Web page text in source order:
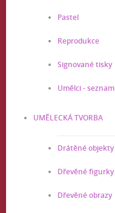
Pastel
Reprodukce
Signované tisky
Umělci - seznam
UMĚLECKÁ TVORBA
Drátěné objekty
Dřevěné figurky
Dřevěné obrazy